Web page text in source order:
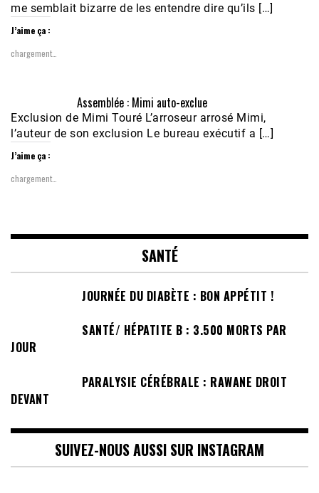
me semblait bizarre de les entendre dire qu’ils […]
J’aime ça :
chargement…
Assemblée : Mimi auto-exclue
Exclusion de Mimi Touré L’arroseur arrosé Mimi,
l’auteur de son exclusion Le bureau exécutif a […]
J’aime ça :
chargement…
SANTÉ
JOURNÉE DU DIABÈTE : BON APPÉTIT !
SANTÉ/ HÉPATITE B : 3.500 MORTS PAR
JOUR
PARALYSIE CÉRÉBRALE : RAWANE DROIT
DEVANT
SUIVEZ-NOUS AUSSI SUR INSTAGRAM